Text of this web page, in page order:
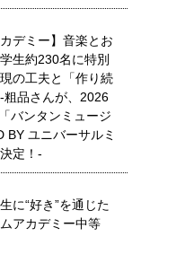
デミー】音楽とお
生約230名に特別
の工夫と「作り続
粗品さんが、2026
バンタンミュージ
BY ユニバーサルミ
定！-
に“好き”を通じた
アカデミー中等